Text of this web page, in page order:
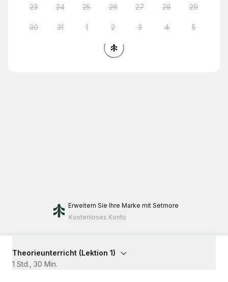
23 24 25 26 27 28 29
30 31 1 2 3 4 5
Erweitern Sie Ihre Marke mit Setmore
Kostenloses Konto
Theorieunterricht (Lektion 1)
1 Std., 30 Min.